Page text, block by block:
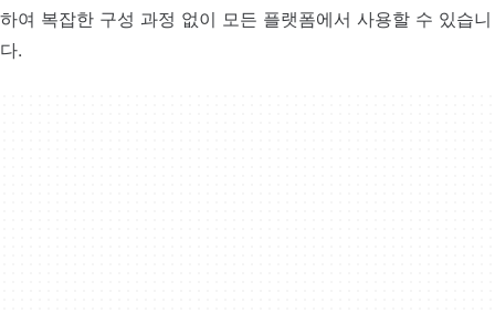
하여 복잡한 구성 과정 없이 모든 플랫폼에서 사용할 수 있습니
다.